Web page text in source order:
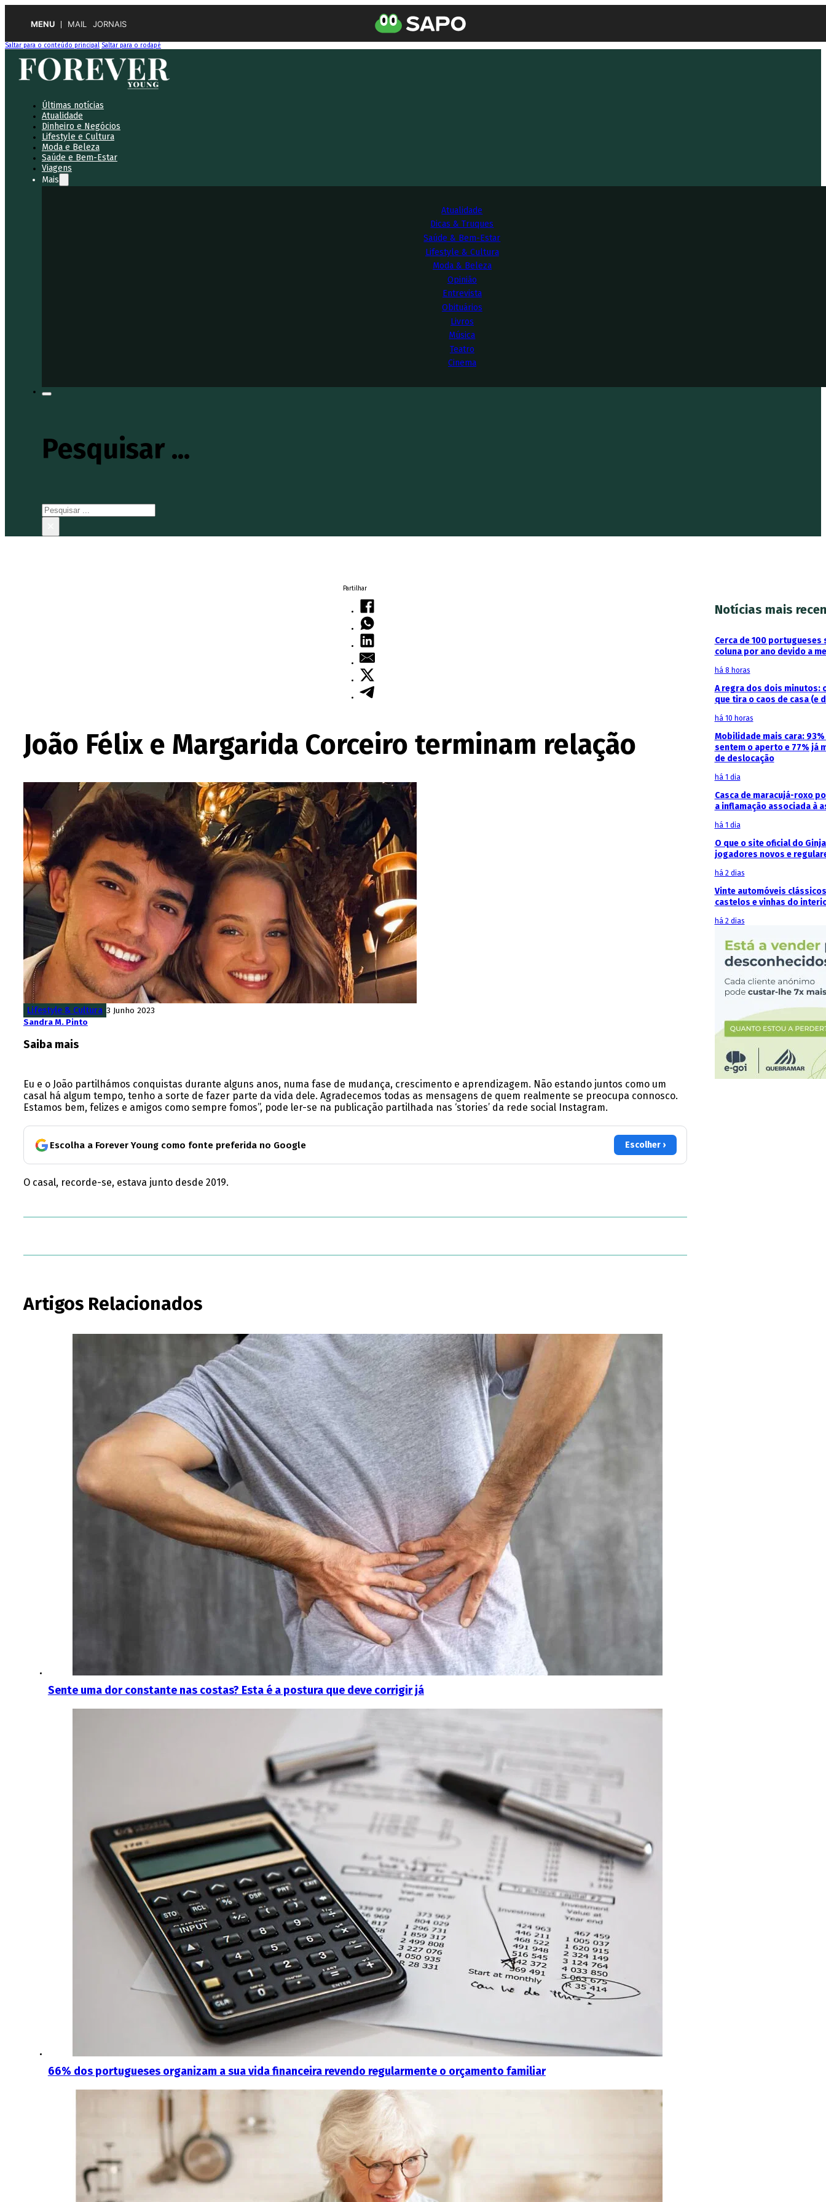
MENU MAIL JORNAIS
Saltar para o conteúdo principal Saltar para o rodapé
Últimas notícias
Atualidade
Dinheiro e Negócios
Lifestyle e Cultura
Moda e Beleza
Saúde e Bem-Estar
Viagens
Mais
Atualidade
Dicas & Truques
Saúde & Bem-Estar
Lifestyle & Cultura
Moda & Beleza
Opinião
Entrevista
Obituários
Livros
Música
Teatro
Cinema
Pesquisar ...
Pesquisar
Partilhar
João Félix e Margarida Corceiro terminam relação
Lifestyle & Cultura 3 Junho 2023
Sandra M. Pinto
Saiba mais
Eu e o João partilhámos conquistas durante alguns anos, numa fase de mudança, crescimento e aprendizagem. Não estando juntos como um
casal há algum tempo, tenho a sorte de fazer parte da vida dele. Agradecemos todas as mensagens de quem realmente se preocupa connosco.
Estamos bem, felizes e amigos como sempre fomos”, pode ler-se na publicação partilhada nas ‘stories’ da rede social Instagram.
Escolha a Forever Young como fonte preferida no Google Escolher ›
O casal, recorde-se, estava junto desde 2019.
Artigos Relacionados
Sente uma dor constante nas costas? Esta é a postura que deve corrigir já
66% dos portugueses organizam a sua vida financeira revendo regularmente o orçamento familiar
Notícias mais
Cerca de 100 portugueses
coluna por ano devido a
há 8 horas
A regra dos dois minutos:
que tira o caos de casa (e
há 10 horas
Mobilidade mais cara:
sentem o aperto e 77% já
de deslocação
há 1 dia
Casca de maracujá-roxo
a inflamação associada à
há 1 dia
O que o site oficial do
jogadores novos e
há 2 dias
Vinte automóveis
castelos e vinhas do
há 2 dias